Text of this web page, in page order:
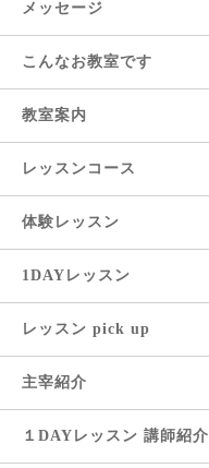
メッセージ
こんなお教室です
教室案内
レッスンコース
体験レッスン
1DAYレッスン
レッスン pick up
主宰紹介
１DAYレッスン 講師紹介